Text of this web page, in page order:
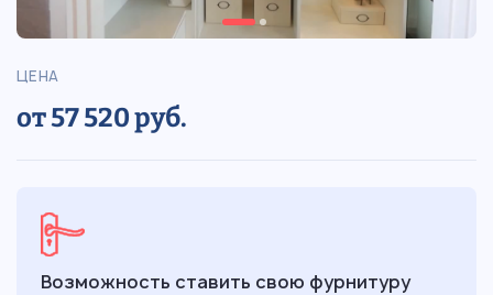
ЦЕНА
от 57 520 руб.
Возможность ставить свою фурнитуру